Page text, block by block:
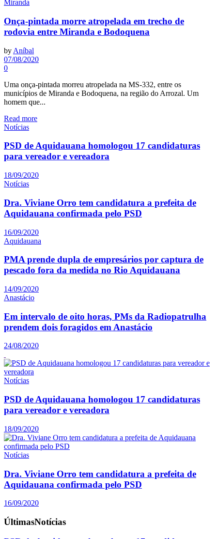
Miranda
Onça-pintada morre atropelada em trecho de
rodovia entre Miranda e Bodoquena
by Aníbal
07/08/2020
0
Uma onça-pintada morreu atropelada na MS-332, entre os
municípios de Miranda e Bodoquena, na região do Arrozal. Um
homem que...
Read more
Notícias
PSD de Aquidauana homologou 17 candidaturas
para vereador e vereadora
18/09/2020
Notícias
Dra. Viviane Orro tem candidatura a prefeita de
Aquidauana confirmada pelo PSD
16/09/2020
Aquidauana
PMA prende dupla de empresários por captura de
pescado fora da medida no Rio Aquidauana
14/09/2020
Anastácio
Em intervalo de oito horas, PMs da Radiopatrulha
prendem dois foragidos em Anastácio
24/08/2020
Notícias
PSD de Aquidauana homologou 17 candidaturas
para vereador e vereadora
18/09/2020
Notícias
Dra. Viviane Orro tem candidatura a prefeita de
Aquidauana confirmada pelo PSD
16/09/2020
ÚltimasNotícias